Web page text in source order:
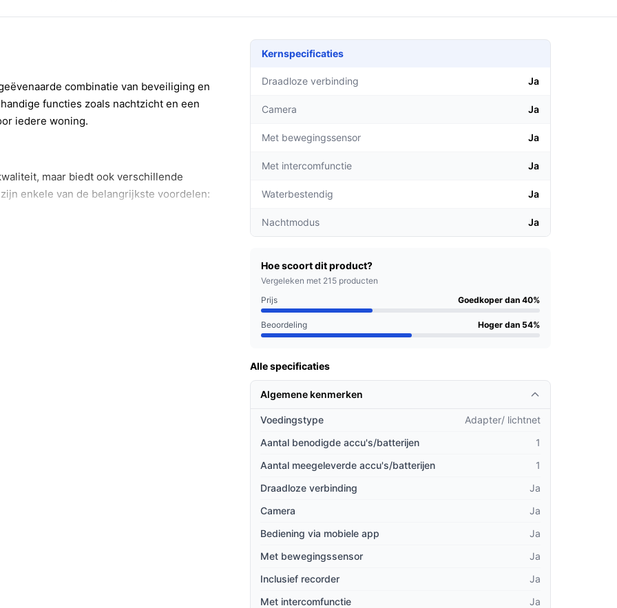
combinatie van beveiliging en
functies zoals nachtzicht en een
iedere woning.
maar biedt ook verschillende
enkele van de belangrijkste voordelen:
Kernspecificaties
Draadloze verbinding Ja
Camera Ja
Met bewegingssensor Ja
Met intercomfunctie Ja
Waterbestendig Ja
Nachtmodus Ja
Hoe scoort dit product?
Vergeleken met 215 producten
Prijs
Goedkoper dan 40%
Beoordeling Hoger dan 54%
Alle specificaties
Algemene kenmerken
Voedingstype
Adapter/ lichtnet
Aantal benodigde accu's/batterijen
1
Aantal meegeleverde accu's/batterijen
1
Draadloze verbinding
Ja
Camera
Ja
Bediening via mobiele app
Ja
Met bewegingssensor
Ja
Inclusief recorder
Ja
Met intercomfunctie
Ja